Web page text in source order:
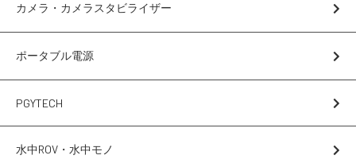
業務用ドローン・業務関連製品
水中ドローン(ROV)・水中スクーター
RC・ロボット部品
講習会･国家資格･WEBセミナー
カメラ・カメラスタビライザー
ポータブル電源
PGYTECH
水中ROV・水中モノ